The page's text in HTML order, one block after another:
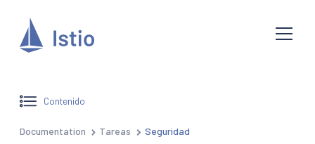
Contenido
Documentation Tareas Seguridad